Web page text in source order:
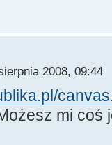
2008, 09:44
mi coś